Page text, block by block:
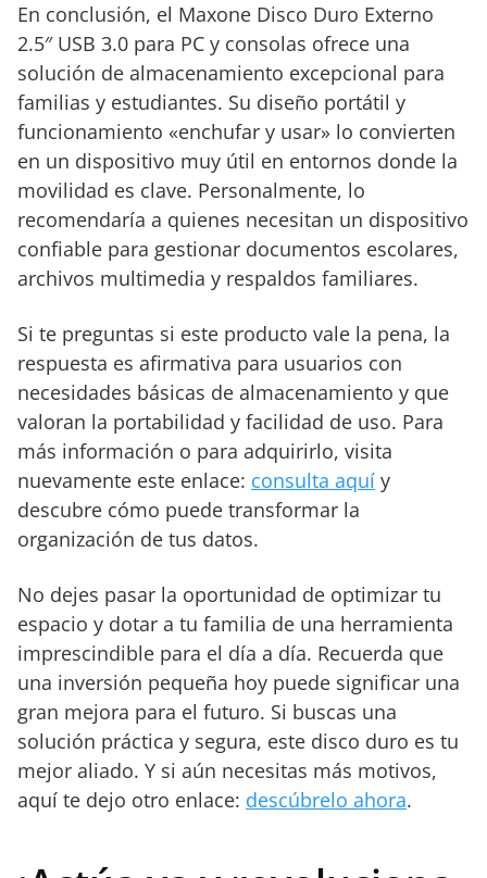
aluminio
resistente a
impactos
En conclusión, el Maxone Disco Duro Externo
2.5″ USB 3.0 para PC y consolas ofrece una
solución de almacenamiento excepcional para
familias y estudiantes. Su diseño portátil y
funcionamiento «enchufar y usar» lo convierten
en un dispositivo muy útil en entornos donde la
movilidad es clave. Personalmente, lo
recomendaría a quienes necesitan un dispositivo
confiable para gestionar documentos escolares,
archivos multimedia y respaldos familiares.
Si te preguntas si este producto vale la pena, la
respuesta es afirmativa para usuarios con
necesidades básicas de almacenamiento y que
valoran la portabilidad y facilidad de uso. Para
más información o para adquirirlo, visita
nuevamente este enlace: consulta aquí y
descubre cómo puede transformar la
organización de tus datos.
No dejes pasar la oportunidad de optimizar tu
espacio y dotar a tu familia de una herramienta
imprescindible para el día a día. Recuerda que
una inversión pequeña hoy puede significar una
gran mejora para el futuro. Si buscas una
solución práctica y segura, este disco duro es tu
mejor aliado. Y si aún necesitas más motivos,
aquí te dejo otro enlace: descúbrelo ahora.